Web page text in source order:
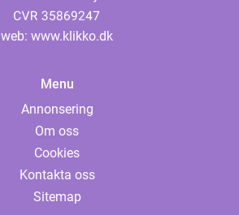
web: www.klikko.dk
Menu
Annonsering
Om oss
Cookies
Kontakta oss
Sitemap